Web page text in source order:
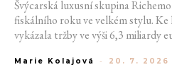
Švýcarská luxusní skupina
fiskálního roku ve velkém stylu.
vykázala tržby ve výši 6,3 miliardy
luxusním zůstává i přes
Marie Kolajová - 20. 7. 2026